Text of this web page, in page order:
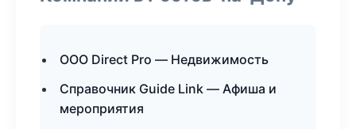
ООО Direct Pro — Недвижимость
Справочник Guide Link — Афиша и
мероприятия